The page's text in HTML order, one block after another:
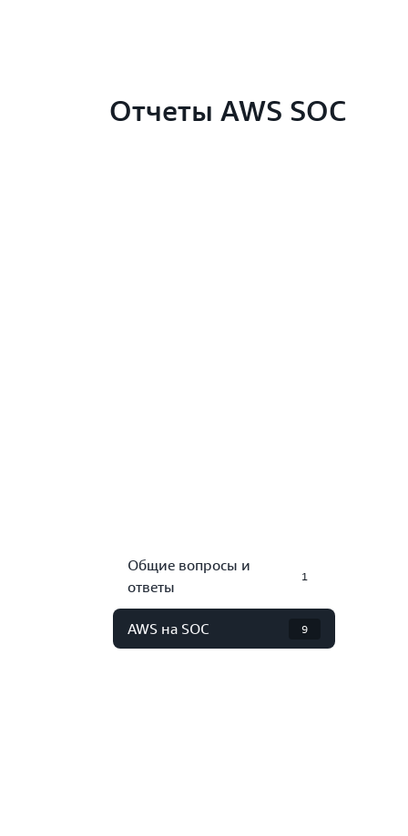
Отчеты AWS SOC
Общие вопросы и
ответы
1
AWS на SOC 9